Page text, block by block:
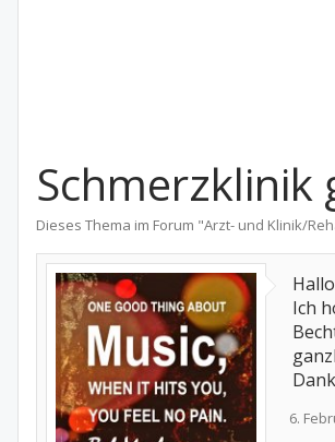
Schmerzklinik
Dieses Thema im Forum "Arzt- und Klinik/
Hallo
Ich
6.